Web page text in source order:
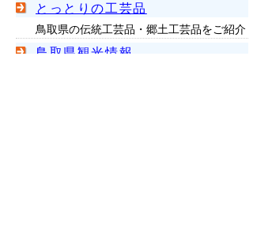
とっとりの工芸品
鳥取県の伝統工芸品・郷土工芸品をご紹介
鳥取県観光情報